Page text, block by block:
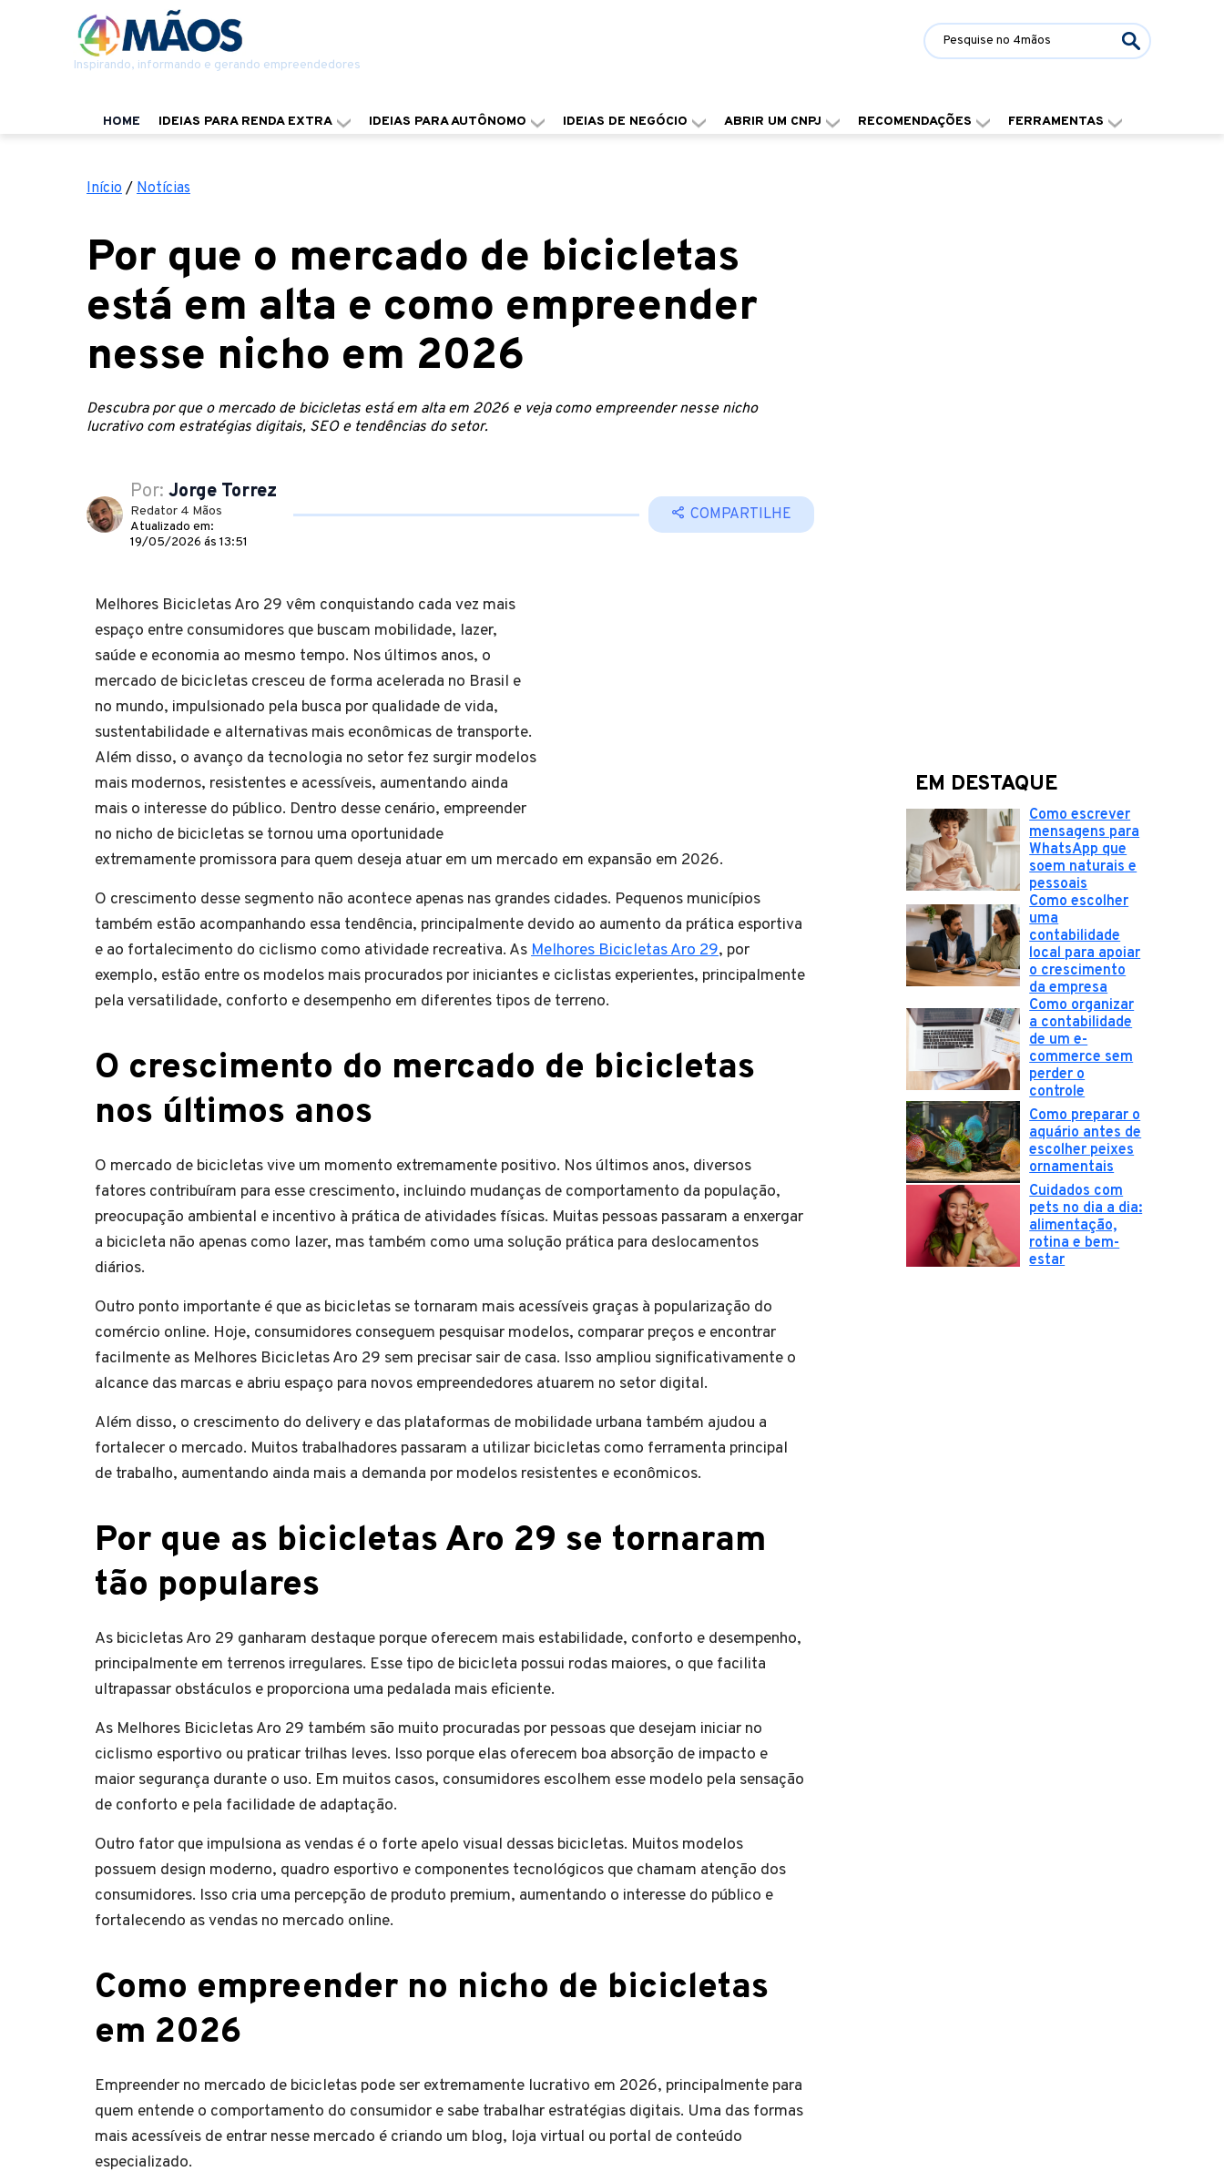
Inspirando, informando e gerando empreendedores
HOME IDEIAS PARA RENDA EXTRA IDEIAS PARA AUTÔNOMO IDEIAS DE NEGÓCIO ABRIR UM CNPJ RECOMENDAÇÕES FERRAMENTAS
Início / Notícias
Por que o mercado de bicicletas
está em alta e como empreender
nesse nicho em 2026
Descubra por que o mercado de bicicletas está em alta em 2026 e veja como empreender nesse nicho
lucrativo com estratégias digitais, SEO e tendências do setor.
Por: Jorge Torrez
Redator 4 Mãos
Atualizado em:
19/05/2026 ás 13:51
COMPARTILHE
Melhores Bicicletas Aro 29 vêm conquistando cada vez mais
espaço entre consumidores que buscam mobilidade, lazer,
saúde e economia ao mesmo tempo. Nos últimos anos, o
mercado de bicicletas cresceu de forma acelerada no Brasil e
no mundo, impulsionado pela busca por qualidade de vida,
sustentabilidade e alternativas mais econômicas de transporte.
Além disso, o avanço da tecnologia no setor fez surgir modelos
mais modernos, resistentes e acessíveis, aumentando ainda
mais o interesse do público. Dentro desse cenário, empreender
no nicho de bicicletas se tornou uma oportunidade
extremamente promissora para quem deseja atuar em um mercado em expansão em 2026.
O crescimento desse segmento não acontece apenas nas grandes cidades. Pequenos municípios
também estão acompanhando essa tendência, principalmente devido ao aumento da prática esportiva
e ao fortalecimento do ciclismo como atividade recreativa. As Melhores Bicicletas Aro 29, por
exemplo, estão entre os modelos mais procurados por iniciantes e ciclistas experientes, principalmente
pela versatilidade, conforto e desempenho em diferentes tipos de terreno.
O crescimento do mercado de bicicletas
nos últimos anos
O mercado de bicicletas vive um momento extremamente positivo. Nos últimos anos, diversos
fatores contribuíram para esse crescimento, incluindo mudanças de comportamento da população,
preocupação ambiental e incentivo à prática de atividades físicas. Muitas pessoas passaram a enxergar
a bicicleta não apenas como lazer, mas também como uma solução prática para deslocamentos
diários.
Outro ponto importante é que as bicicletas se tornaram mais acessíveis graças à popularização do
comércio online. Hoje, consumidores conseguem pesquisar modelos, comparar preços e encontrar
facilmente as Melhores Bicicletas Aro 29 sem precisar sair de casa. Isso ampliou significativamente o
alcance das marcas e abriu espaço para novos empreendedores atuarem no setor digital.
Além disso, o crescimento do delivery e das plataformas de mobilidade urbana também ajudou a
fortalecer o mercado. Muitos trabalhadores passaram a utilizar bicicletas como ferramenta principal
de trabalho, aumentando ainda mais a demanda por modelos resistentes e econômicos.
Por que as bicicletas Aro 29 se tornaram
tão populares
As bicicletas Aro 29 ganharam destaque porque oferecem mais estabilidade, conforto e desempenho,
principalmente em terrenos irregulares. Esse tipo de bicicleta possui rodas maiores, o que facilita
ultrapassar obstáculos e proporciona uma pedalada mais eficiente.
As Melhores Bicicletas Aro 29 também são muito procuradas por pessoas que desejam iniciar no
ciclismo esportivo ou praticar trilhas leves. Isso porque elas oferecem boa absorção de impacto e
maior segurança durante o uso. Em muitos casos, consumidores escolhem esse modelo pela sensação
de conforto e pela facilidade de adaptação.
Outro fator que impulsiona as vendas é o forte apelo visual dessas bicicletas. Muitos modelos
possuem design moderno, quadro esportivo e componentes tecnológicos que chamam atenção dos
consumidores. Isso cria uma percepção de produto premium, aumentando o interesse do público e
fortalecendo as vendas no mercado online.
Como empreender no nicho de bicicletas
em 2026
Empreender no mercado de bicicletas pode ser extremamente lucrativo em 2026, principalmente para
quem entende o comportamento do consumidor e sabe trabalhar estratégias digitais. Uma das formas
mais acessíveis de entrar nesse mercado é criando um blog, loja virtual ou portal de conteúdo
especializado.
EM DESTAQUE
Como escrever
mensagens para
WhatsApp que
soem naturais e
pessoais
Como escolher
uma
contabilidade
local para apoiar
o crescimento
da empresa
Como organizar
a contabilidade
de um e-
commerce sem
perder o
controle
Como preparar o
aquário antes de
escolher peixes
ornamentais
Cuidados com
pets no dia a dia:
alimentação,
rotina e bem-
estar